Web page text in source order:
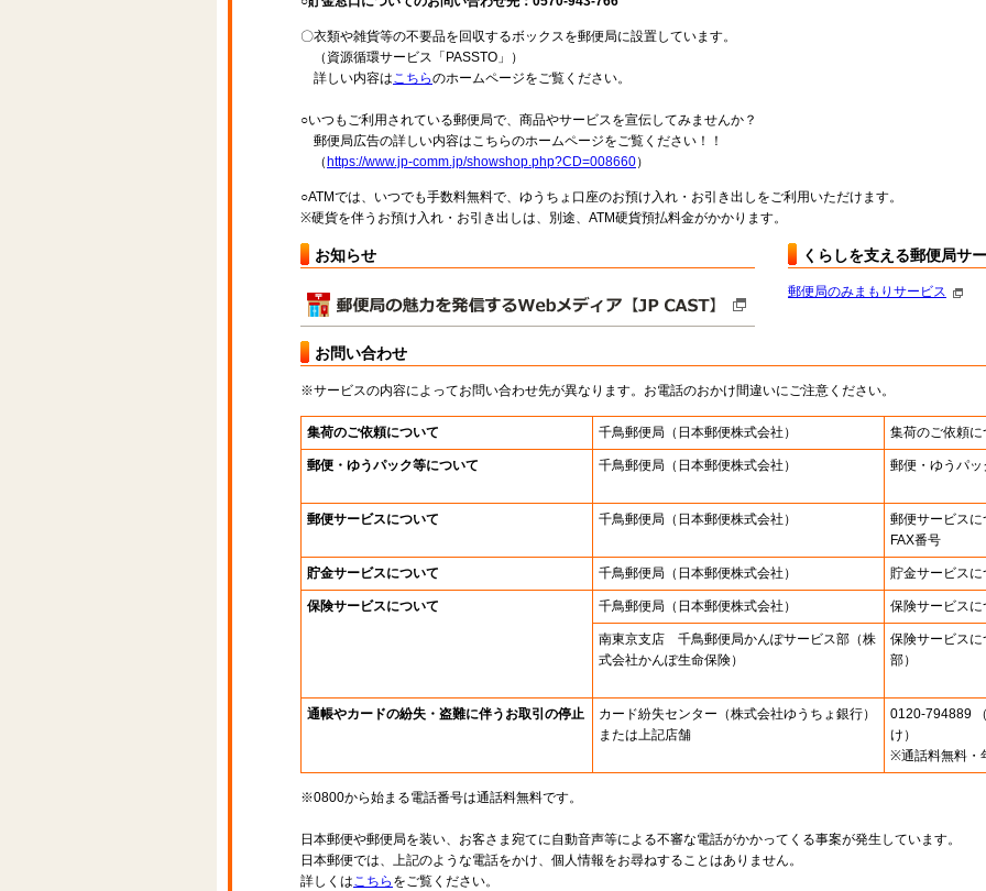
〇衣類や雑貨等の不要品を回収するボックスを郵便局に設置しています。
（資源循環サービス「PASSTO」）
詳しい内容はこちらのホームページをご覧ください。
○いつもご利用されている郵便局で、商品やサービスを宣伝してみませんか？
郵便局広告の詳しい内容はこちらのホームページをご覧ください！！
（ https://www.jp-comm.jp/showshop.php?CD=008660）
○ATMでは、いつでも手数料無料で、ゆうちょ口座のお預け入れ・お引き出しをご利用いただけます。
※硬貨を伴うお預け入れ・お引き出しは、別途、ATM硬貨預払料金がかかります。
お知らせ くらしを支える郵便局サ
郵便局のみまもりサービス
お問い合わせ
※サービスの内容によってお問い合わせ先が異なります。お電話のおかけ間違いにご注意ください。
集荷のご依頼について 千鳥郵便局 （日本郵便株式会社） 集荷のご依頼に
郵便・ゆうパック等について 千鳥郵便局 （日本郵便株式会社） 郵便・ゆうパ
郵便サービスについて 千鳥郵便局 （日本郵便株式会社）
郵便サービスに
FAX番号
貯金サービスについて 千鳥郵便局 （日本郵便株式会社） 貯金サービスに
保険サービスについて 千鳥郵便局 （日本郵便株式会社） 保険サービスに
南東京支店 千鳥郵便局かんぽサービス部（株
式会社かんぽ生命保険）
保険サービス
部）
通帳やカードの紛失・盗難に伴うお取引の停止 カード紛失センター （株式会社ゆうちょ銀行）
または上記店舗
0120-794889
け）
※通話料無料・
※0800から始まる電話番号は通話料無料です。
日本郵便や郵便局を装い、お客さま宛てに自動音声等による不審な電話がかかってくる事案が発生しています。
日本郵便では、上記のような電話をかけ、個人情報をお尋ねすることはありません。
詳しくはこちら をご覧ください。